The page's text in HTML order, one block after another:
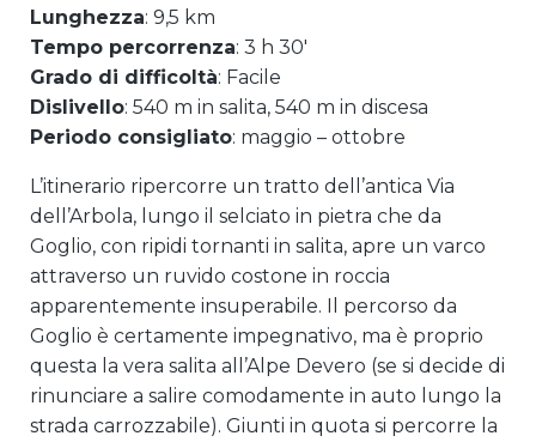
Lunghezza: 9,5 km
Tempo percorrenza: 3 h 30′
Grado di difficoltà: Facile
Dislivello: 540 m in salita, 540 m in discesa
Periodo consigliato: maggio – ottobre
L’itinerario ripercorre un tratto dell’antica Via
dell’Arbola, lungo il selciato in pietra che da
Goglio, con ripidi tornanti in salita, apre un varco
attraverso un ruvido costone in roccia
apparentemente insuperabile. Il percorso da
Goglio è certamente impegnativo, ma è proprio
questa la vera salita all’Alpe Devero (se si decide di
rinunciare a salire comodamente in auto lungo la
strada carrozzabile). Giunti in quota si percorre la